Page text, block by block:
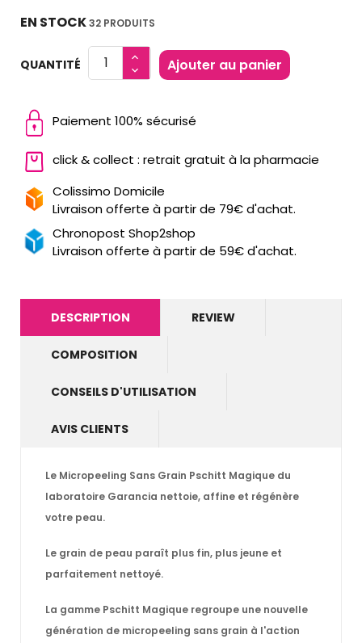
EN STOCK32 PRODUITS
QUANTITÉ Ajouter au panier
Paiement 100% sécurisé
click & collect : retrait gratuit à la pharmacie
Colissimo Domicile
Livraison offerte à partir de 79€ d'achat.
Chronopost Shop2shop
Livraison offerte à partir de 59€ d'achat.
DESCRIPTION REVIEW
COMPOSITION
CONSEILS D'UTILISATION
AVIS CLIENTS
Le Micropeeling Sans Grain Pschitt Magique du
laboratoire Garancia nettoie, affine et régénère
votre peau.
Le grain de peau paraît plus fin, plus jeune et
parfaitement nettoyé.
La gamme Pschitt Magique regroupe une nouvelle
génération de micropeeling sans grain à l'action